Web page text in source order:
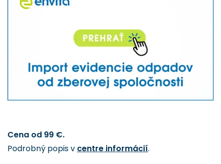
Cena od 99 €.
Podrobný popis v centre informácií.